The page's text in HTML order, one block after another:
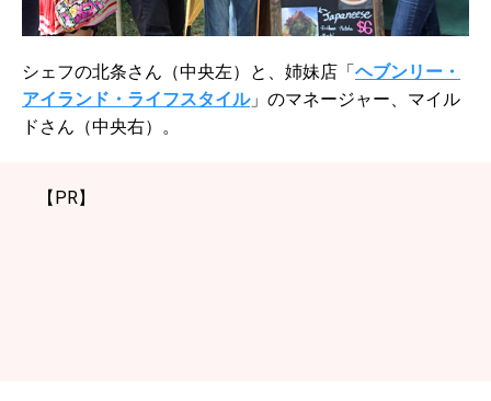
シェフの北条さん（中央左）と、姉妹店「ヘブンリー・
アイランド・ライフスタイル」のマネージャー、マイル
ドさん（中央右）。
【PR】